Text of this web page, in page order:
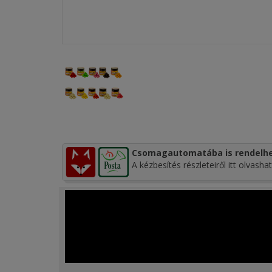
Csomagautomatába is
A kézbesítés részleteiről itt